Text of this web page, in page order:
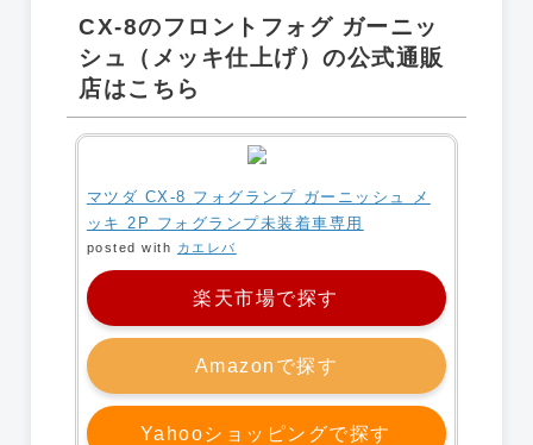
CX-8のフロントフォグ ガーニッ
シュ（メッキ仕上げ）の公式通販
店はこちら
マツダ CX-8 フォグランプ ガーニッシュ メ
ッキ 2P フォグランプ未装着車専用
posted with カエレバ
楽天市場で探す
Amazonで探す
Yahooショッピングで探す